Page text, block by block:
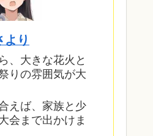
より
、大きな花火と
りの雰囲気が大
えば、家族と少
会まで出かけま